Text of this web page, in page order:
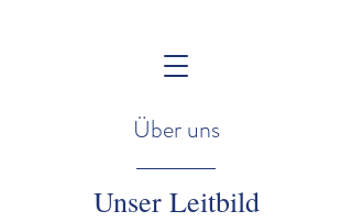
Über uns
Unser Leitbild